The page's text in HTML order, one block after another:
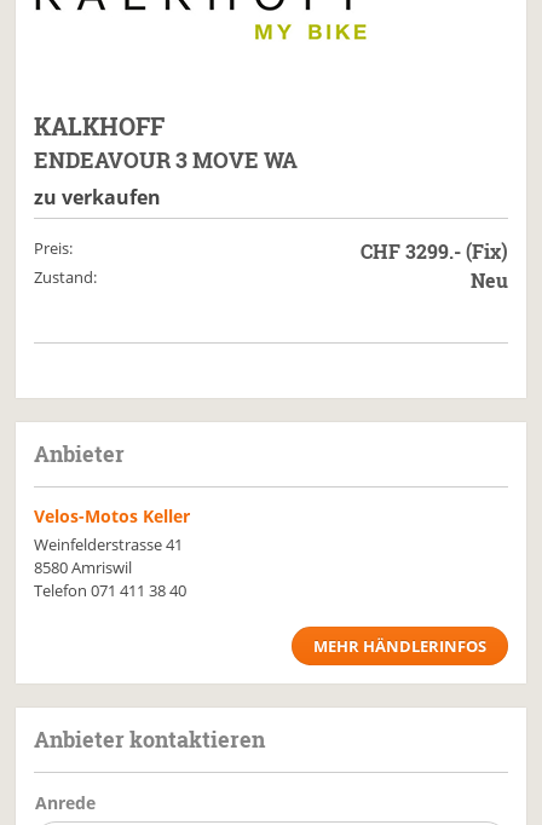
KALKHOFF
ENDEAVOUR 3 MOVE WA
zu verkaufen
Preis: CHF 3299.- (Fix)
Zustand: Neu
Anbieter
Velos-Motos Keller
Weinfelderstrasse 41
8580 Amriswil
Telefon071 411 38 40
MEHR HÄNDLERINFOS
Anbieter kontaktieren
Anrede